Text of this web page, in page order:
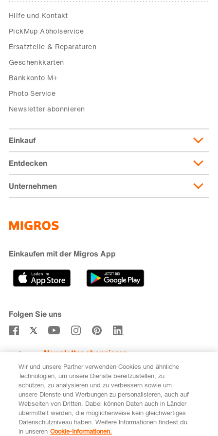
Hilfe und Kontakt
PickMup Abholservice
Ersatzteile & Reparaturen
Geschenkkarten
Bankkonto M+
Photo Service
Newsletter abonnieren
Einkauf
Lieferung & Lieferkosten
Lieferpass
Zahlungsmöglichkeiten
Cumulus
Filialfinder
Entdecken
Migusto
iMpuls
Migros Bank
Unternehmen
Nachhaltigkeit
Karriere
Sponsoring
Medien
Verhaltenskodex & Meldestelle
Einkaufen mit der Migros App
Folgen Sie uns
Newsletter abonnieren
Rechtliches Datenschutz
Impressum
Cookie-Einstellungen
FR
Wir und unsere Partner verwenden Cookies und ähnliche
Technologien, um unsere Dienste bereitzustellen, zu
schützen, zu analysieren und zu verbessern sowie um
unsere Dienste und Werbungen zu personalisieren, auch auf
Webseiten von Dritten. Dabei können Daten auch in Länder
übermittelt werden, die möglicherweise kein gleichwertiges
Datenschutzniveau haben. Weitere Informationen findest du
in unseren Cookie-Informationen.